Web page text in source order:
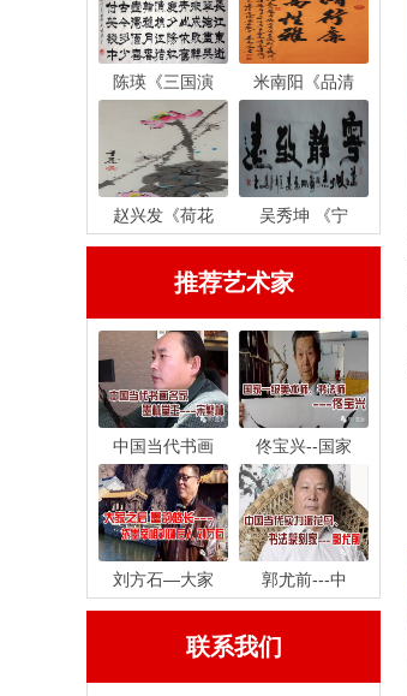
陈瑛《三国演 米南阳《品清
赵兴发《荷花 吴秀坤 《宁
推荐艺术家
中国当代书画 佟宝兴--国家
刘方石—大家 郭尤前---中
联系我们